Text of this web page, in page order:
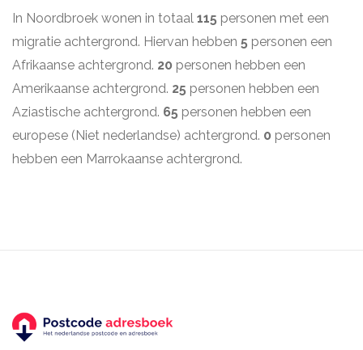
In Noordbroek wonen in totaal 115 personen met een
migratie achtergrond. Hiervan hebben 5 personen een
Afrikaanse achtergrond. 20 personen hebben een
Amerikaanse achtergrond. 25 personen hebben een
Aziastische achtergrond. 65 personen hebben een
europese (Niet nederlandse) achtergrond. 0 personen
hebben een Marrokaanse achtergrond.